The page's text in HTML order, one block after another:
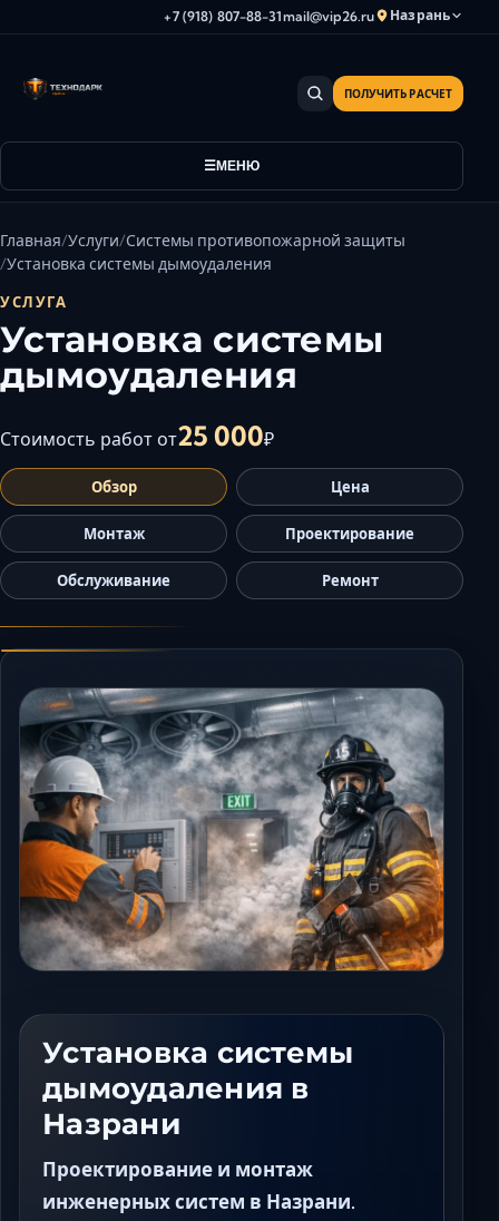
+7 (918) 807-88-31mail@vip26.ru Назрань
Анапа
Владикавказ
Керчь
Кисловодск
Краснодар
Майкоп
Минеральные
Назрань
Нальчик
Новороссийск
Пятигорск
Ростов-на-Дону
Севастополь
Симферополь
Сочи
Таганрог
МЕНЮ
ПОЛУЧИТЬ РАСЧЕТ
Главная Услуги Системы противопожарной защиты
Установка системы дымоудаления
УСЛУГА
Установка системы
дымоудаления
Стоимость работ от25 000₽
Обзор Цена
Монтаж Проектирование
Обслуживание Ремонт
Установка системы
дымоудаления в
Назрани
Проектирование и монтаж
инженерных систем в Назрани.